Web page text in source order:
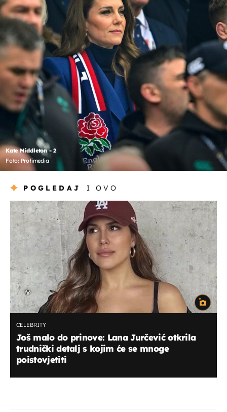
Kate Middleton - 2
Foto: Profimedia
POGLEDAJ I OVO
CELEBRITY
Još malo do prinove: Lana Jurčević otkrila
trudnički detalj s kojim će se mnoge
poistovjetiti